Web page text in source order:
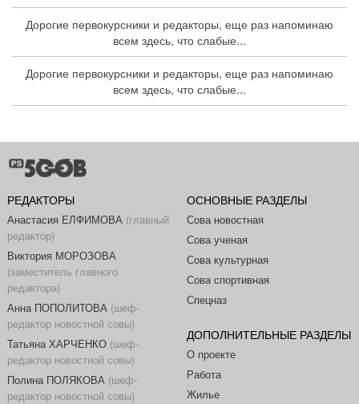
Дорогие первокурсники и редакторы, еще раз напоминаю
всем здесь, что слабые...
Дорогие первокурсники и редакторы, еще раз напоминаю
всем здесь, что слабые...
РЕДАКТОРЫ
Анастасия ЕЛФИМОВА(главный
редактор)
Виктория МОРОЗОВА
(заместитель главного
редактора)
Анна ПОПОЛИТОВА(шеф-
редактор новостной совы)
Татьяна ХАРЧЕНКО(шеф-
редактор новостной совы)
Полина ПОЛЯКОВА(шеф-
редактор новостной совы)
ОСНОВНЫЕ РАЗДЕЛЫ
Сова новостная
Сова ученая
Сова культурная
Сова спортивная
Спецназ
ДОПОЛНИТЕЛЬНЫЕ РАЗДЕЛЫ
О проекте
Работа
Жилье